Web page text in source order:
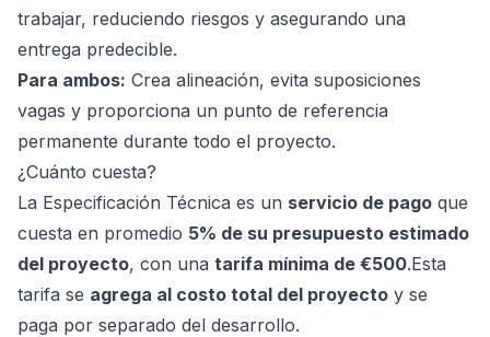
trabajar, reduciendo riesgos y asegurando una
entrega predecible.
Para ambos: Crea alineación, evita suposiciones
vagas y proporciona un punto de referencia
permanente durante todo el proyecto.
¿Cuánto cuesta?
La Especificación Técnica es un servicio de pago que
cuesta en promedio 5% de su presupuesto estimado
del proyecto, con una tarifa mínima de €500.Esta
tarifa se agrega al costo total del proyecto y se
paga por separado del desarrollo.